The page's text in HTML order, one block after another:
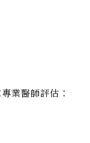
業醫師評估：